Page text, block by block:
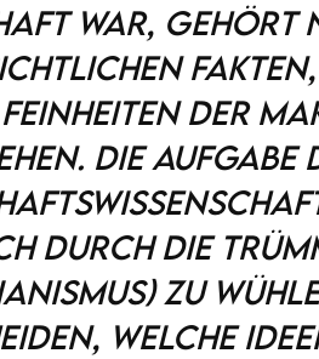
war, gehört
der
Die
durch die
zu
welche